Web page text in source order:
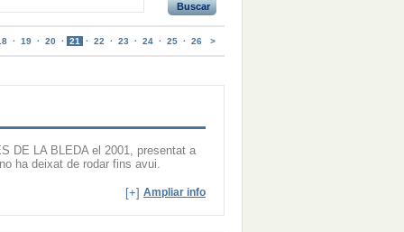
Buscar
· 19 · 20 · 21 · 22 · 23 · 24 · 25 · 26 >
DE LA BLEDA el 2001, presentat a
ha deixat de rodar fins avui.
[+] Ampliar info